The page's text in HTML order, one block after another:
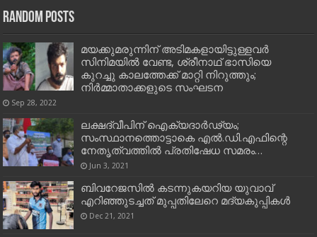
Random Posts
മയക്കുമരുന്നിന് അടിമകളായിട്ടുള്ളവര്‍
സിനിമയില്‍ വേണ്ട, ശ്രീനാഥ് ഭാസിയെ
കുറച്ചു കാലത്തേക്ക് മാറ്റി നിറുത്തും;
നിര്‍മ്മാതാക്കളുടെ സംഘടന
Sep 28, 2022
ലക്ഷദ്വീപിന് ഐക്യദാര്‍ഢ്യം;
സംസ്ഥാനത്തൊട്ടാകെ എല്‍.ഡി.എഫിന്റെ
നേതൃത്വത്തില്‍ പ്രതിഷേധ സമരം…
Jun 3, 2021
ബിവറേജസില്‍ കടന്നുകയറിയ യുവാവ്
എറിഞ്ഞുടച്ചത് മുപ്പതിലേറെ മദ്യകുപ്പികള്‍
Dec 21, 2021